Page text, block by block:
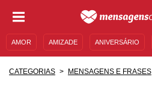
AMOR AMIZADE ANIVERSÁRIO
CATEGORIAS MENSAGENS E FRASES